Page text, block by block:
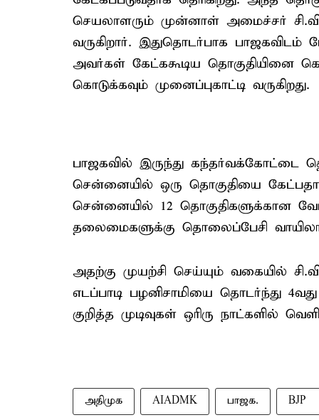
செயலாளரும் முன்னாள் அமைச்சர்
வருகிறார். இதுதொடர்பாக
அவர்கள் கேட்ககூடிய தொகுதியினை
கொடுக்கவும் முனைப்புகாட்டி வருகிறது.
பாஜகவில் இருந்து கந்தர்வக்கோட்டை
சென்னையில் ஒரு தொகுதியை
சென்னையில் 12 தொகுதிகளுக்கான
தலைமைகளுக்கு தொலைப்பேசி
அதற்கு முயற்சி செய்யும் வகையில்
எடப்பாடி பழனிசாமியை தொடர்ந்து 4வது
குறித்த முடிவுகள் ஒரிரு நாட்களில்
அதிமுக AIADMK பாஜக. BJP ​